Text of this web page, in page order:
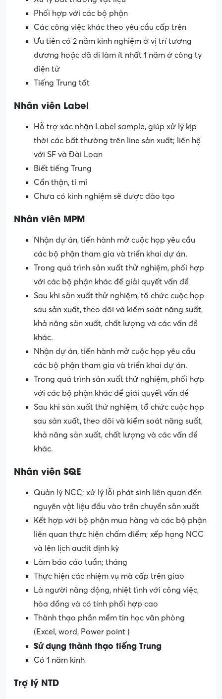
Phối hợp với các bộ phận
Các công việc khác theo yêu cầu cấp trên
Ưu tiên có 2 năm kinh nghiệm ở vị trí tương
đương hoặc đã đi làm ít nhất 1 năm ở công ty
điện tử
Tiếng Trung tốt
Nhân viên Label
Hỗ trợ xác nhận Label sample, giúp xử lý kịp
thời các bất thường trên line sản xuất; liên hệ
với SF và Đài Loan
Biết tiếng Trung
Cẩn thận, tỉ mỉ
Chưa có kinh nghiệm sẽ được đào tạo
Nhân viên MPM
Nhận dự án, tiến hành mở cuộc họp yêu cầu
các bộ phận tham gia và triển khai dự án.
Trong quá trình sản xuất thử nghiệm, phối hợp
với các bộ phận khác để giải quyết vấn đề
Sau khi sản xuất thử nghiệm, tổ chức cuộc họp
sau sản xuất, theo dõi và kiểm soát năng suất,
khả năng sản xuất, chất lượng và các vấn đề
khác.
Nhận dự án, tiến hành mở cuộc họp yêu cầu
các bộ phận tham gia và triển khai dự án.
Trong quá trình sản xuất thử nghiệm, phối hợp
với các bộ phận khác để giải quyết vấn đề
Sau khi sản xuất thử nghiệm, tổ chức cuộc họp
sau sản xuất, theo dõi và kiểm soát năng suất,
khả năng sản xuất, chất lượng và các vấn đề
khác.
Nhân viên SQE
Quản lý NCC; xử lý lỗi phát sinh liên quan đến
nguyên vật liệu đầu vào trên chuyền sản xuất
Kết hợp với bộ phận mua hàng và các bộ phận
liên quan thực hiện chấm điểm; xếp hạng NCC
và lên lịch audit định kỳ
Làm báo cáo tuần; tháng
Thực hiện các nhiệm vụ mà cấp trên giao
Là người năng động, nhiệt tình với công việc,
hòa đồng và có tính phối hợp cao
Thành thạo phần mềm tin học văn phòng
(Excel, word, Power point )
Sử dụng thành thạo tiếng Trung
Có 1 năm kinh
Trợ lý NTD